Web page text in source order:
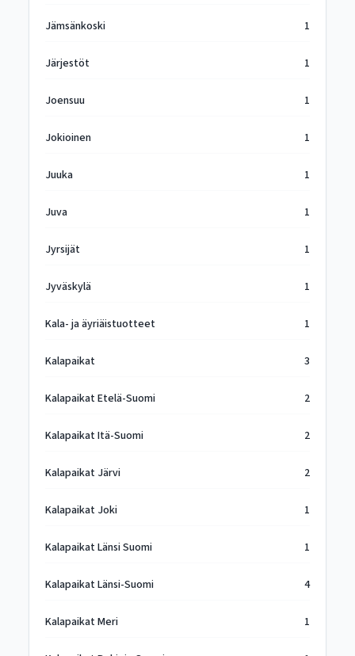
Jämsänkoski 1
Järjestöt 1
Joensuu 1
Jokioinen 1
Juuka 1
Juva 1
Jyrsijät 1
Jyväskylä 1
Kala- ja äyriäistuotteet 1
Kalapaikat 3
Kalapaikat Etelä-Suomi 2
Kalapaikat Itä-Suomi 2
Kalapaikat Järvi 2
Kalapaikat Joki 1
Kalapaikat Länsi Suomi 1
Kalapaikat Länsi-Suomi 4
Kalapaikat Meri 1